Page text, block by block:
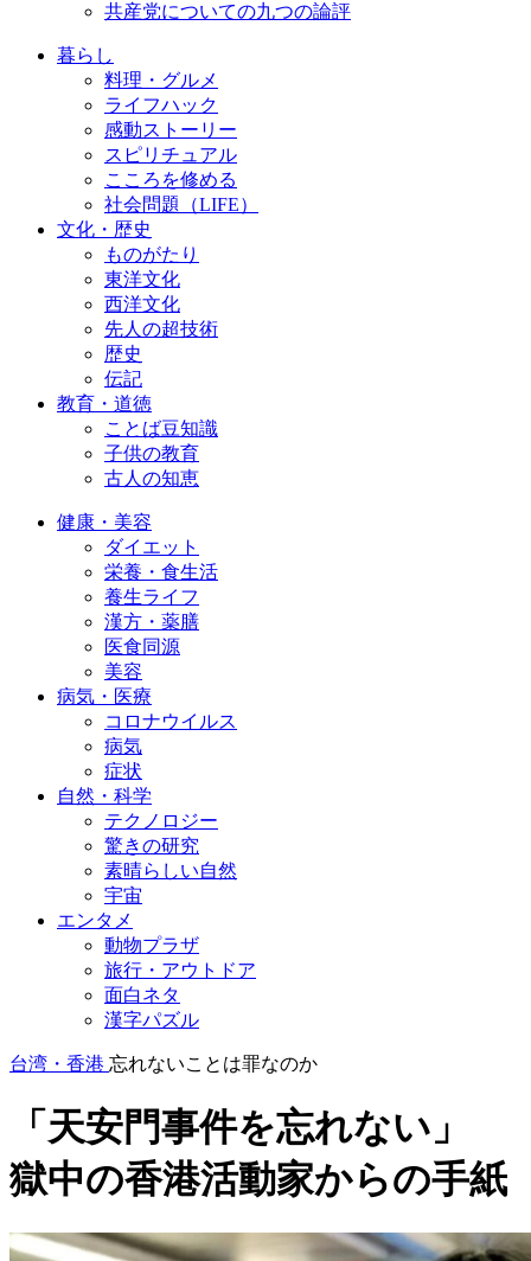
共産党についての九つの論評
暮らし
料理・グルメ
ライフハック
感動ストーリー
スピリチュアル
こころを修める
社会問題（LIFE）
文化・歴史
ものがたり
東洋文化
西洋文化
先人の超技術
歴史
伝記
教育・道徳
ことば豆知識
子供の教育
古人の知恵
健康・美容
ダイエット
栄養・食生活
養生ライフ
漢方・薬膳
医食同源
美容
病気・医療
コロナウイルス
病気
症状
自然・科学
テクノロジー
驚きの研究
素晴らしい自然
宇宙
エンタメ
動物プラザ
旅行・アウトドア
面白ネタ
漢字パズル
台湾・香港 忘れないことは罪なのか
「天安門事件を忘れない」
獄中の香港活動家からの手紙